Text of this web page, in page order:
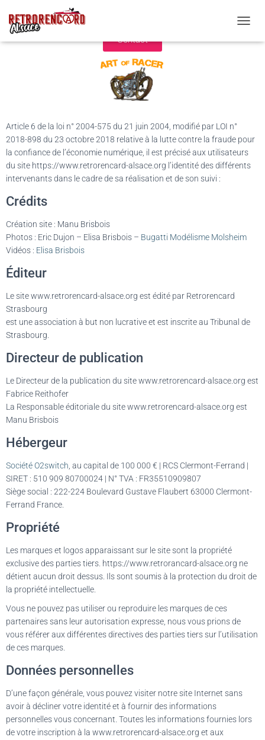
U
M
E
R
Le Retrorencard Alsace
Contact
Article 6 de la loi n° 2004-575 du 21 juin 2004, modifié par LOI n°
2018-898 du 23 octobre 2018 relative à la lutte contre la fraude pour
la confiance de l’économie numérique, il est précisé aux utilisateurs
du site https://www.retrorencard-alsace.org l’identité des différents
intervenants dans le cadre de sa réalisation et de son suivi :
Crédits
Création site : Manu Brisbois
Photos : Eric Dujon – Elisa Brisbois – Bugatti Modélisme Molsheim
Vidéos : Elisa Brisbois
Éditeur
Le site www.retrorencard-alsace.org est édité par Retrorencard
Strasbourg
est une association à but non lucrative et est inscrite au Tribunal de
Strasbourg.
Directeur de publication
Le Directeur de la publication du site www.retrorencard-alsace.org est
Fabrice Reithofer
La Responsable éditoriale du site www.retrorencard-alsace.org est
Manu Brisbois
Hébergeur
Société O2switch , au capital de 100 000 € | RCS Clermont-Ferrand |
SIRET : 510 909 80700024 | N° TVA : FR35510909807
Siège social : 222-224 Boulevard Gustave Flaubert 63000 Clermont-
Ferrand France.
Propriété
Les marques et logos apparaissant sur le site sont la propriété
exclusive des parties tiers. https://www.retrorancard-alsace.org ne
détient aucun droit dessus. Ils sont soumis à la protection du droit de
la propriété intellectuelle.
Vous ne pouvez pas utiliser ou reproduire les marques de ces
partenaires sans leur autorisation expresse, nous vous prions de
vous référer aux différentes directives des parties tiers sur l’utilisation
de ces marques.
Données personnelles
D’une façon générale, vous pouvez visiter notre site Internet sans
avoir à décliner votre identité et à fournir des informations
personnelles vous concernant. Toutes les informations fournies lors
de votre inscription à la www.retrorencard-alsace.org et aux